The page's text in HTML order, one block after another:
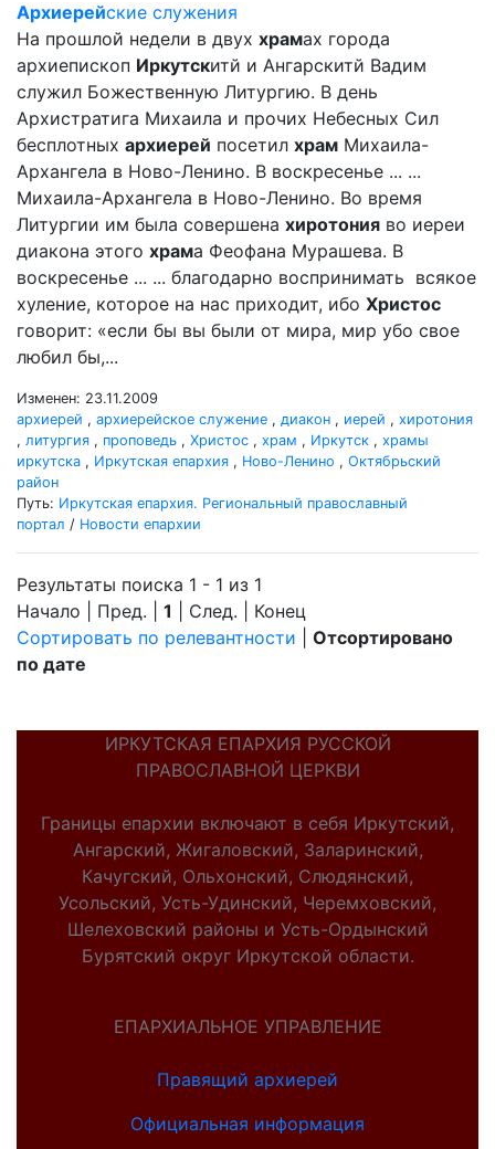
Архиерейские служения
На прошлой недели в двух храмах города
архиепископ Иркутскитй и Ангарскитй Вадим
служил Божественную Литургию. В день
Архистратига Михаила и прочих Небесных Сил
бесплотных архиерей посетил храм Михаила-
Архангела в Ново-Ленино. В воскресенье ... ...
Михаила-Архангела в Ново-Ленино. Во время
Литургии им была совершена хиротония во иереи
диакона этого храма Феофана Мурашева. В
воскресенье ... ... благодарно воспринимать всякое
хуление, которое на нас приходит, ибо Христос
говорит: «если бы вы были от мира, мир убо свое
любил бы,...
Изменен: 23.11.2009
архиерей , архиерейское служение , диакон , иерей , хиротония
, литургия , проповедь , Христос , храм , Иркутск , храмы
иркутска , Иркутская епархия , Ново-Ленино , Октябрьский
район
Путь: Иркутская епархия. Региональный православный
портал / Новости епархии
Результаты поиска 1 - 1 из 1
Начало | Пред. | 1 | След. | Конец
Сортировать по релевантности
Отсортировано
по дате
ИРКУТСКАЯ ЕПАРХИЯ РУССКОЙ
ПРАВОСЛАВНОЙ ЦЕРКВИ
Границы епархии включают в себя Иркутский,
Ангарский, Жигаловский, Заларинский,
Качугский, Ольхонский, Слюдянский,
Усольский, Усть-Удинский, Черемховский,
Шелеховский районы и Усть-Ордынский
Бурятский округ Иркутской области.
ЕПАРХИАЛЬНОЕ УПРАВЛЕНИЕ
Правящий архиерей
Официальная информация